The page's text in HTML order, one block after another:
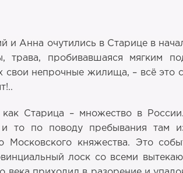
и Анна очутились в Старице в
трава, пробивавшаяся мягким
свои непрочные жилища, – всё это
как Старица – множество в
то по поводу пребывания там
Московского княжества. Это
лоск со всеми